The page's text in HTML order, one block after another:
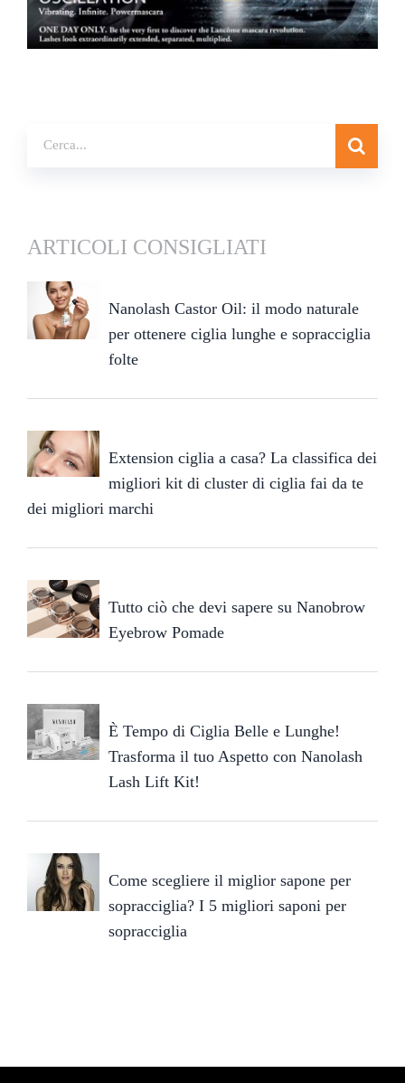
ARTICOLI CONSIGLIATI
Nanolash Castor Oil: il modo naturale
per ottenere ciglia lunghe e sopracciglia
folte
Extension ciglia a casa? La classifica dei
migliori kit di cluster di ciglia fai da te
dei migliori marchi
Tutto ciò che devi sapere su Nanobrow
Eyebrow Pomade
È Tempo di Ciglia Belle e Lunghe!
Trasforma il tuo Aspetto con Nanolash
Lash Lift Kit!
Come scegliere il miglior sapone per
sopracciglia? I 5 migliori saponi per
sopracciglia